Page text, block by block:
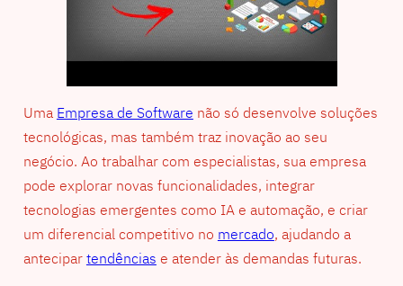
Uma Empresa de Software não só desenvolve soluções
tecnológicas, mas também traz inovação ao seu
negócio. Ao trabalhar com especialistas, sua empresa
pode explorar novas funcionalidades, integrar
tecnologias emergentes como IA e automação, e criar
um diferencial competitivo no mercado, ajudando a
antecipar tendências e atender às demandas futuras.